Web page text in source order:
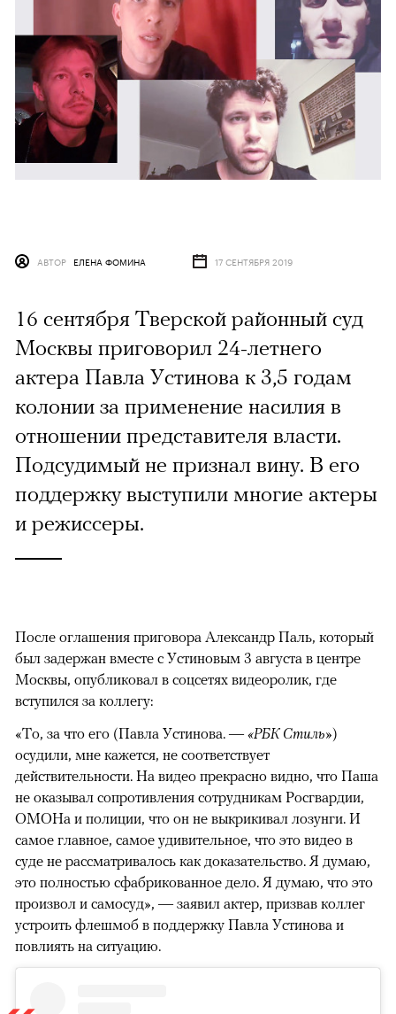
АВТОР ЕЛЕНА ФОМИНА 17 СЕНТЯБРЯ 2019
16 сентября Тверской районный суд
Москвы приговорил 24-летнего
актера Павла Устинова к 3,5 годам
колонии за применение насилия в
отношении представителя власти.
Подсудимый не признал вину. В его
поддержку выступили многие актеры
и режиссеры.
После оглашения приговора Александр Паль, который
был задержан вместе с Устиновым 3 августа в центре
Москвы, опубликовал в соцсетях видеоролик, где
вступился за коллегу:
«То, за что его (Павла Устинова. — «РБК Стиль»)
осудили, мне кажется, не соответствует
действительности. На видео прекрасно видно, что Паша
не оказывал сопротивления сотрудникам Росгвардии,
ОМОНа и полиции, что он не выкрикивал лозунги. И
самое главное, самое удивительное, что это видео в
суде не рассматривалось как доказательство. Я думаю,
это полностью сфабрикованное дело. Я думаю, что это
произвол и самосуд», — заявил актер, призвав коллег
устроить флешмоб в поддержку Павла Устинова и
повлиять на ситуацию.